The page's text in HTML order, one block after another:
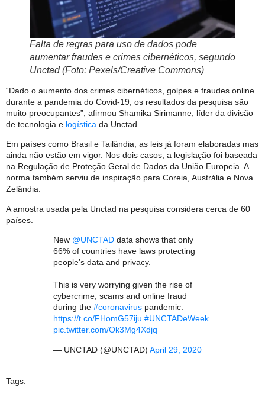
Falta de regras para uso de dados pode
aumentar fraudes e crimes cibernéticos, segundo
Unctad (Foto: Pexels/Creative Commons)
“Dado o aumento dos crimes cibernéticos, golpes e fraudes online
durante a pandemia do Covid-19, os resultados da pesquisa são
muito preocupantes”, afirmou Shamika Sirimanne, líder da divisão
de tecnologia e logística da Unctad.
Em países como Brasil e Tailândia, as leis já foram elaboradas mas
ainda não estão em vigor. Nos dois casos, a legislação foi baseada
na Regulação de Proteção Geral de Dados da União Europeia. A
norma também serviu de inspiração para Coreia, Austrália e Nova
Zelândia.
A amostra usada pela Unctad na pesquisa considera cerca de 60
países.
New @UNCTAD data shows that only
66% of countries have laws protecting
people’s data and privacy.
This is very worrying given the rise of
cybercrime, scams and online fraud
during the #coronavirus pandemic.
https://t.co/FHomG57iju #UNCTADeWeek
pic.twitter.com/Ok3Mg4Xdjq
— UNCTAD (@UNCTAD) April 29, 2020
Tags: